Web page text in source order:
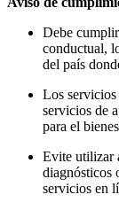
Debe
conductual,
del país
Los servicios
servicios de
para el
Evite utilizar
diagnósticos
servicios en